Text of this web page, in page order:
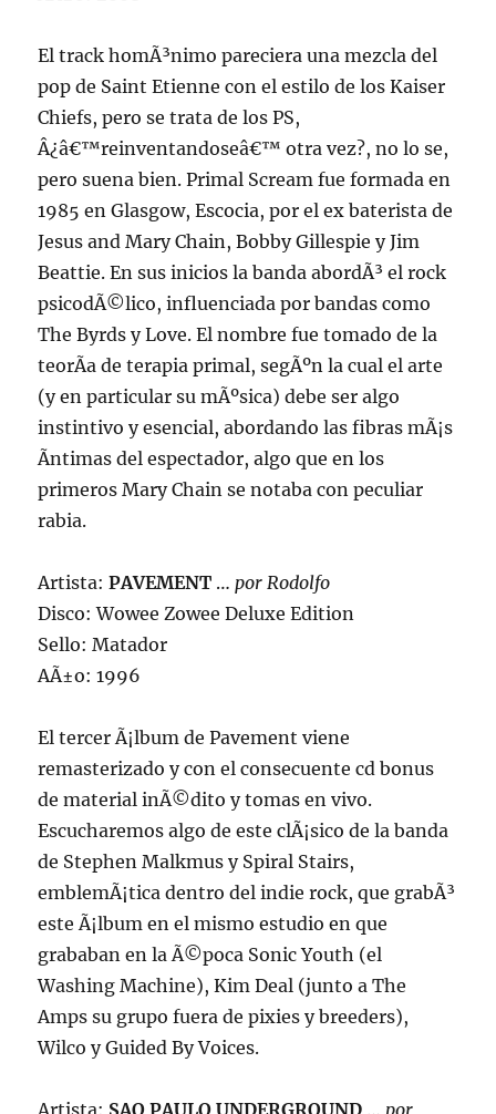
El track homÃ³nimo pareciera una mezcla del
pop de Saint Etienne con el estilo de los Kaiser
Chiefs, pero se trata de los PS,
Â¿â€™reinventandoseâ€™ otra vez?, no lo se,
pero suena bien. Primal Scream fue formada en
1985 en Glasgow, Escocia, por el ex baterista de
Jesus and Mary Chain, Bobby Gillespie y Jim
Beattie. En sus inicios la banda abordÃ³ el rock
psicodÃ©lico, influenciada por bandas como
The Byrds y Love. El nombre fue tomado de la
teorÃ­a de terapia primal, segÃºn la cual el arte
(y en particular su mÃºsica) debe ser algo
instintivo y esencial, abordando las fibras mÃ¡s
Ã­ntimas del espectador, algo que en los
primeros Mary Chain se notaba con peculiar
rabia.
Artista:PAVEMENT … por Rodolfo
Disco: Wowee Zowee Deluxe Edition
Sello: Matador
AÃ±o: 1996
El tercer Ã¡lbum de Pavement viene
remasterizado y con el consecuente cd bonus
de material inÃ©dito y tomas en vivo.
Escucharemos algo de este clÃ¡sico de la banda
de Stephen Malkmus y Spiral Stairs,
emblemÃ¡tica dentro del indie rock, que grabÃ³
este Ã¡lbum en el mismo estudio en que
grababan en la Ã©poca Sonic Youth (el
Washing Machine), Kim Deal (junto a The
Amps su grupo fuera de pixies y breeders),
Wilco y Guided By Voices.
Artista: SAO PAULO UNDERGROUND … por